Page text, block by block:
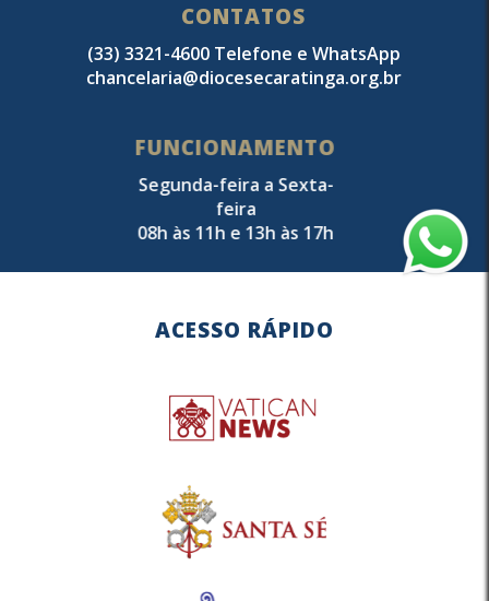
CONTATOS
(33) 3321-4600 Telefone e WhatsApp
chancelaria@diocesecaratinga.org.br
FUNCIONAMENTO
Segunda-feira a Sexta-
feira
08h às 11h e 13h às 17h
ACESSO RÁPIDO